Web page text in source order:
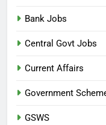
Bank Jobs
Central Govt Jobs
Current Affairs
Government
GSWS